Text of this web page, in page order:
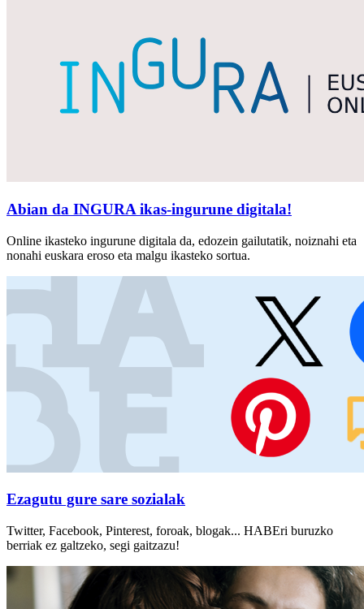
Abian da INGURA ikas-ingurune digitala!
Online ikasteko ingurune digitala da, edozein gailutatik, noiznahi eta
nonahi euskara eroso eta malgu ikasteko sortua.
Ezagutu gure sare sozialak
Twitter, Facebook, Pinterest, foroak, blogak... HABEri buruzko
berriak ez galtzeko, segi gaitzazu!